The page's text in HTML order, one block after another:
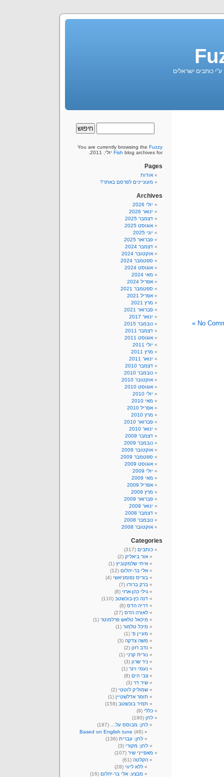
ע"י כותבים ישראלים
No
You are currently browsing the Fuzzy
Fish blog archives for יולי, 2011.
Pages
אודות
מעוניינים לפרסם באתר?
Archives
יולי 2026
ינואר 2026
דצמבר 2025
אוגוסט 2025
יוני 2025
פברואר 2025
דצמבר 2024
אוקטובר 2024
ספטמבר 2024
אוגוסט 2024
מאי 2024
אפריל 2024
ספטמבר 2021
אפריל 2021
מרץ 2021
פברואר 2021
ינואר 2017
נובמבר 2015
דצמבר 2011
אוגוסט 2011
יולי 2011
מרץ 2011
ינואר 2011
דצמבר 2010
נובמבר 2010
אוקטובר 2010
אוגוסט 2010
יולי 2010
מאי 2010
אפריל 2010
מרץ 2010
פברואר 2010
ינואר 2010
דצמבר 2009
נובמבר 2009
אוקטובר 2009
ספטמבר 2009
אוגוסט 2009
יולי 2009
מאי 2009
אפריל 2009
מרץ 2009
פברואר 2009
ינואר 2009
דצמבר 2008
נובמבר 2008
אוקטובר 2008
Categories
כותבים (317)
אור ביאליק (2)
איתי שלמקוביץ (1)
אלי בר-יהלום (12)
בוריס נפומניאשי (4)
ברק ברודו (7)
גילי כהן-ארזי (8)
דנה כץ-בוכשטב (110)
דריה הדס (8)
לאורה הדס (27)
מיכאל טלאש פרלמוטר (1)
מיכל טלמור (1)
מעיין פ' (1)
משה צדקה (3)
נדב רזון (2)
נורית קרני (1)
ניר שרון (3)
נעמי וינר (1)
צבי הים (8)
שיר דר (3)
שמוליק לוטטי (2)
תומר אדלשטיין (1)
תמיר בוכשטב (158)
כללי (9)
לחן (190)
לחן: מבוסס על…
(187)
Based on English tune (46)
לחן: עברית (136)
לחן: מקורי (3)
מאפייני שיר (107)
הקלטה (61)
ללא ליווי (28)
מבצע: אלי בר-יהלום (16)